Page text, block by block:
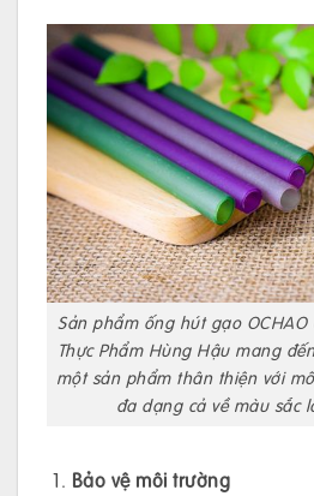
Sản phẩm ống hút gạo OCHAO
Thực Phẩm Hùng Hậu mang
một sản phẩm thân thiện với
đa dạng cả về màu sắc
Bảo vệ môi trường